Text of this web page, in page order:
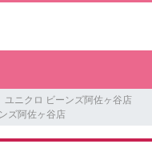
ユニクロ ビーンズ阿佐ヶ谷店
ズ阿佐ヶ谷店